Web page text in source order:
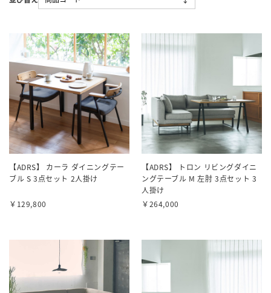
【ADRS】 カーラ ダイニングテー
ブル S 3点セット 2人掛け
￥129,800
【ADRS】 トロン リビングダイニ
ングテーブル M 左肘 3点セット 3
人掛け
￥264,000